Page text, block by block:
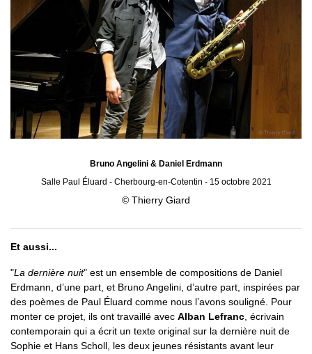
Bruno Angelini & Daniel Erdmann
Salle Paul Éluard - Cherbourg-en-Cotentin - 15 octobre 2021
© Thierry Giard
Et aussi...
"La dernière nuit" est un ensemble de compositions de Daniel
Erdmann, d’une part, et Bruno Angelini, d’autre part, inspirées par
des poèmes de Paul Éluard comme nous l’avons souligné. Pour
monter ce projet, ils ont travaillé avec Alban Lefranc, écrivain
contemporain qui a écrit un texte original sur la dernière nuit de
Sophie et Hans Scholl, les deux jeunes résistants avant leur